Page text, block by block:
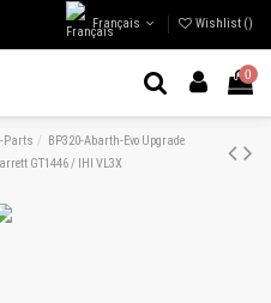
Français Wishlist ()
0
Parts
BP320-Abarth-Evo Upgrade
GT1446 / IHI VL3X